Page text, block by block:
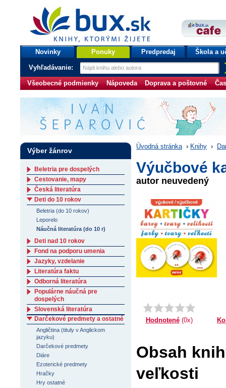
bux.sk
knihy, ktorými žijete
Úvodná stránka
Novinky Ponuky Predpredaj Škola a
Vyhľadávanie:
Všeobecné podmienky Nápoveda Doprava a poštovné
Úvodná stránka › Knihy ›
Výučbové
autor neuvedený
Hodnotené(0x)
Obsah
veľkosti
Výber žánrov
Beletria pre dospelých
Cestovanie, mapy
Česká literatúra
Deti do 10 rokov
Beletria (do 10 rokov)
Leporelo
Náučná literatúra (do 10 r)
Deti nad 10 rokov
Fond na podporu umenia
Jazyky, vzdelanie
Literatúra faktu
Odborná literatúra
Populárne náučná pre
dospelých
Slovenská literatúra
Darčekové predmety a ostatné
Angličtina (tituly v Anglickom
jazyku)
Darčekové predmety
Diáre
Ezoterické predmety
Hračky
Hry ostatné